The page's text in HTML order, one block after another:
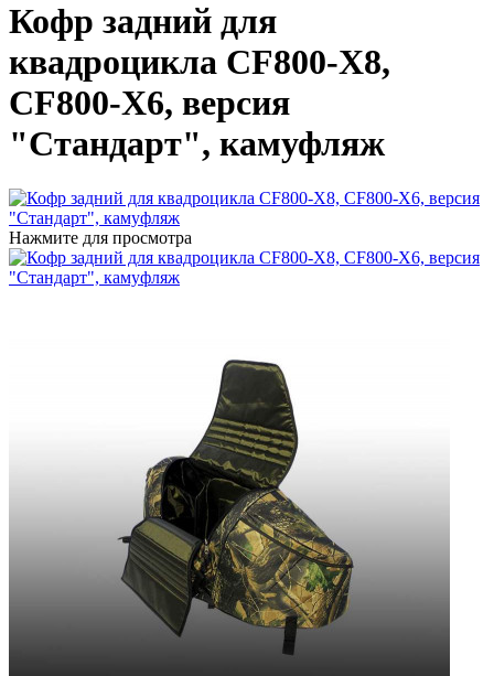
Кофр задний для
квадроцикла CF800-X8,
CF800-X6, версия
"Стандарт", камуфляж
Нажмите для просмотра